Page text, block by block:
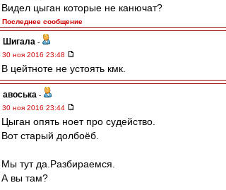
Видел цыган которые не канючат?
Последнее сообщение
Шигала -
30 ноя 2016 23:48
В цейтноте не устоять кмк.
авоська -
30 ноя 2016 23:44
Цыган опять ноет про судейство.
Вот старый долбоёб.
Мы тут да.Разбираемся.
А вы там?